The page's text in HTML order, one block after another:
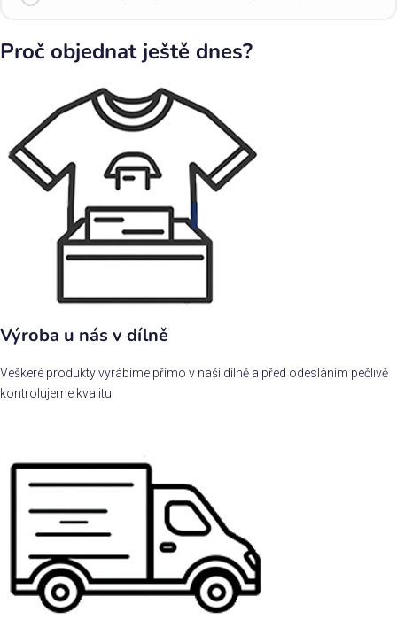
Proč objednat ještě dnes?
Výroba u nás v dílně
Veškeré produkty vyrábíme přímo v naší dílně a před odesláním pečlivě
kontrolujeme kvalitu.